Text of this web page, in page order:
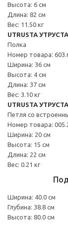
Высота: 6 см
Длина: 82 см
Вес: 11.50 кг
UTRUSTA УТРУСТА
Полка
Номер товара:
Ширина: 36 см
Высота: 4 см
Длина: 37 см
Вес: 3.10 кг
UTRUSTA УТРУСТА
Петля со
Номер товара:
Ширина: 20 см
Высота: 15 см
Длина: 22 см
Вес: 0.21 кг
Ширина: 40.0 см
Глубина: 38.8 см
Высота: 80.0 см